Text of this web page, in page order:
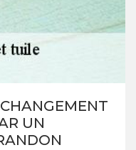
UN